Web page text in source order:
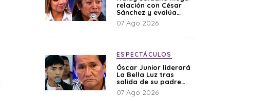
relación con César
Sánchez y evalúa
denunciar a su
esposa: “Es una
07 Ago 2026
ESPECTÁCULOS
Óscar Junior liderará
La Bella Luz tras
salida de su padre
por polémica con
Naldy Saldaña
07 Ago 2026